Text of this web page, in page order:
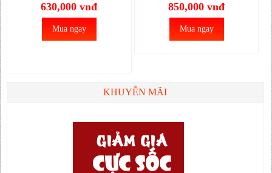
630,000 vnđ
Mua ngay
850,000 vnđ
Mua ngay
KHUYỄN MÃI